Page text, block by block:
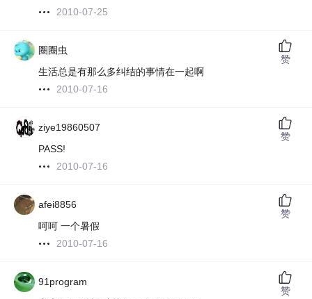
2010-07-25
圈圈虫
生活总是有那么多纠结的事情在一起啊
2010-07-16
赞
ziye19860507
PASS!
2010-07-16
赞
afei8856
呵呵 一个暑假
2010-07-16
赞
91program
赞